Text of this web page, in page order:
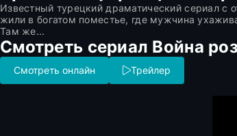
Известный турецкий драматический сериал с
жили в богатом поместье, где мужчина
Там же...
Смотреть сериал Война
Смотреть онлайн
Трейлер